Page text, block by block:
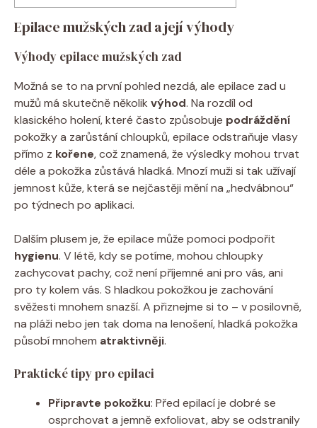
Epilace mužských zad a její výhody
Výhody epilace mužských zad
Možná se to na první pohled nezdá, ale epilace zad u
mužů má skutečně několik výhod. Na rozdíl od
klasického holení, které často způsobuje podráždění
pokožky a zarůstání chloupků, epilace odstraňuje vlasy
přímo z kořene, což znamená, že výsledky mohou trvat
déle a pokožka zůstává hladká. Mnozí muži si tak užívají
jemnost kůže, která se nejčastěji mění na „hedvábnou“
po týdnech po aplikaci.
Dalším plusem je, že epilace může pomoci podpořit
hygienu. V létě, kdy se potíme, mohou chloupky
zachycovat pachy, což není příjemné ani pro vás, ani
pro ty kolem vás. S hladkou pokožkou je zachování
svěžesti mnohem snazší. A přiznejme si to – v posilovně,
na pláži nebo jen tak doma na lenošení, hladká pokožka
působí mnohem atraktivněji.
Praktické tipy pro epilaci
Připravte pokožku: Před epilací je dobré se
osprchovat a jemně exfoliovat, aby se odstranily